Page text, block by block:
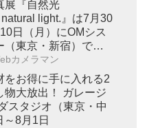
展『自然光
light.』は7月30
日（月）にOMシス
（東京・新宿）で開
カメラマン
をお得に手に入れる2
物大放出！ ガレージ
スタジオ（東京・中
8月1日